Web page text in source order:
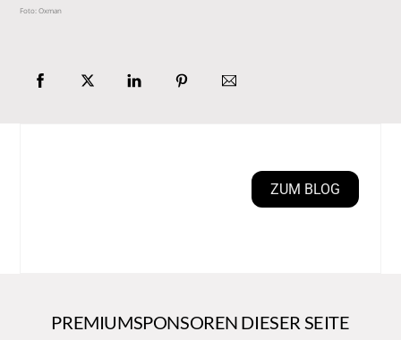
Foto: Oxman
ZUM BLOG
PREMIUMSPONSOREN DIESER SEITE